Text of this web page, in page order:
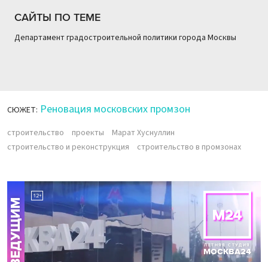
САЙТЫ ПО ТЕМЕ
Департамент градостроительной политики города Москвы
СЮЖЕТ: Реновация московских промзон
строительство проекты
Марат Хуснуллин
строительство и реконструкция
строительство в промзонах